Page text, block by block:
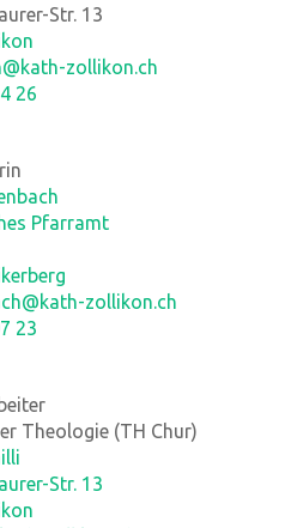
Str. 13
zollikon.ch
26
Pfarramt
zollikon.ch
23
Theologie (TH Chur)
Str. 13